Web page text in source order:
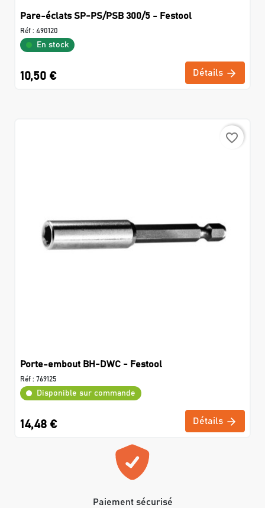
Pare-éclats SP-PS/PSB 300/5 - Festool
Réf : 490120
En stock
10,50 € Détails
favorite_border
Porte-embout BH-DWC - Festool
Réf : 769125
Disponible sur commande
14,48 € Détails
Paiement sécurisé